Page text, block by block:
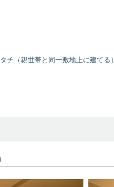
チ（親世帯と同一敷地上に建てる）